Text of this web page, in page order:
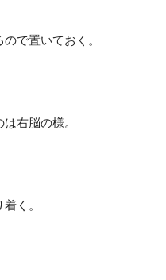
で置いておく。
右脳の様。
く。